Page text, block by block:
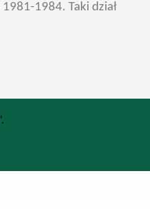
1984. Taki dział